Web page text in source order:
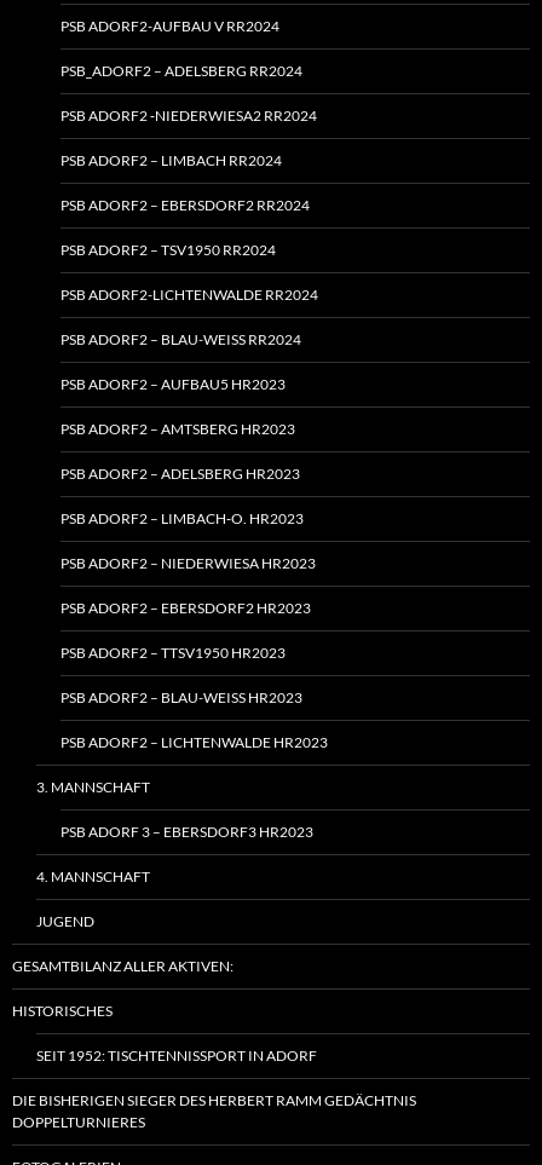
PSB ADORF2-AUFBAU V RR2024
PSB_ADORF2 – ADELSBERG RR2024
PSB ADORF2 ‑NIEDERWIESA2 RR2024
PSB ADORF2 – LIMBACH RR2024
PSB ADORF2 – EBERSDORF2 RR2024
PSB ADORF2 – TSV1950 RR2024
PSB ADORF2-LICHTENWALDE RR2024
PSB ADORF2 – BLAU-WEISS RR2024
PSB ADORF2 – AUFBAU5 HR2023
PSB ADORF2 – AMTSBERG HR2023
PSB ADORF2 – ADELSBERG HR2023
PSB ADORF2 – LIMBACH‑O. HR2023
PSB ADORF2 – NIEDERWIESA HR2023
PSB ADORF2 – EBERSDORF2 HR2023
PSB ADORF2 – TTSV1950 HR2023
PSB ADORF2 – BLAU-WEISS HR2023
PSB ADORF2 – LICHTENWALDE HR2023
3. MANNSCHAFT
PSB ADORF 3 – EBERSDORF3 HR2023
4. MANNSCHAFT
JUGEND
GESAMTBILANZ ALLER AKTIVEN:
HISTORISCHES
SEIT 1952: TISCHTENNISSPORT IN ADORF
DIE BISHERIGEN SIEGER DES HERBERT RAMM GEDÄCHTNIS
DOPPELTURNIERES